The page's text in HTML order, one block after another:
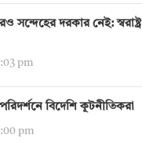
সন্দেহের দরকার নেই: স্বরাষ্ট্র
pm
বিদেশি কূটনীতিকরা
pm